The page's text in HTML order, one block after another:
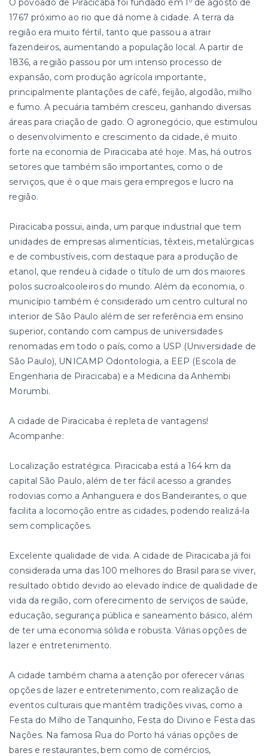
O povoado de Piracicaba foi fundado em 1º de agosto de
1767 próximo ao rio que dá nome à cidade. A terra da
região era muito fértil, tanto que passou a atrair
fazendeiros, aumentando a população local. A partir de
1836, a região passou por um intenso processo de
expansão, com produção agrícola importante,
principalmente plantações de café, feijão, algodão, milho
e fumo. A pecuária também cresceu, ganhando diversas
áreas para criação de gado. O agronegócio, que estimulou
o desenvolvimento e crescimento da cidade, é muito
forte na economia de Piracicaba até hoje. Mas, há outros
setores que também são importantes, como o de
serviços, que é o que mais gera empregos e lucro na
região.
Piracicaba possui, ainda, um parque industrial que tem
unidades de empresas alimentícias, têxteis, metalúrgicas
e de combustíveis, com destaque para a produção de
etanol, que rendeu à cidade o título de um dos maiores
polos sucroalcooleiros do mundo. Além da economia, o
município também é considerado um centro cultural no
interior de São Paulo além de ser referência em ensino
superior, contando com campus de universidades
renomadas em todo o país, como a USP (Universidade de
São Paulo), UNICAMP Odontologia, a EEP (Escola de
Engenharia de Piracicaba) e a Medicina da Anhembi
Morumbi.
A cidade de Piracicaba é repleta de vantagens!
Acompanhe:
Localização estratégica. Piracicaba está a 164 km da
capital São Paulo, além de ter fácil acesso a grandes
rodovias como a Anhanguera e dos Bandeirantes, o que
facilita a locomoção entre as cidades, podendo realizá-la
sem complicações.
Excelente qualidade de vida. A cidade de Piracicaba já foi
considerada uma das 100 melhores do Brasil para se viver,
resultado obtido devido ao elevado índice de qualidade de
vida da região, com oferecimento de serviços de saúde,
educação, segurança pública e saneamento básico, além
de ter uma economia sólida e robusta. Várias opções de
lazer e entretenimento.
A cidade também chama a atenção por oferecer várias
opções de lazer e entretenimento, com realização de
eventos culturais que mantêm tradições vivas, como a
Festa do Milho de Tanquinho, Festa do Divino e Festa das
Nações. Na famosa Rua do Porto há várias opções de
bares e restaurantes, bem como de comércios,